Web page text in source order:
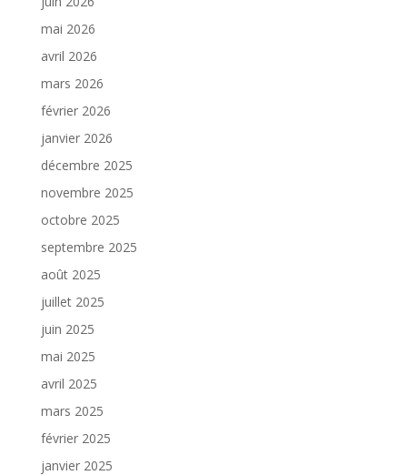
mai 2026
avril 2026
mars 2026
février 2026
janvier 2026
décembre 2025
novembre 2025
octobre 2025
septembre 2025
août 2025
juillet 2025
juin 2025
mai 2025
avril 2025
mars 2025
février 2025
janvier 2025